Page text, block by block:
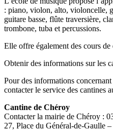
: piano, violon, alto, violoncelle,
guitare basse, flûte traversière,
trombone, tuba et percussions.
Elle offre également des cours de
Obtenir des informations sur les
Pour des informations
contacter le service des cantines
Cantine de Chéroy
Contacter la mairie de Chéroy :
27, Place du Général-de-Gaulle